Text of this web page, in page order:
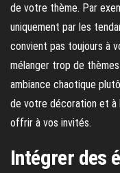
de votre thème. Par
uniquement par les
convient pas toujours à
mélanger trop de
ambiance chaotique
de votre décoration et à
offrir à vos invités.
Intégrer des